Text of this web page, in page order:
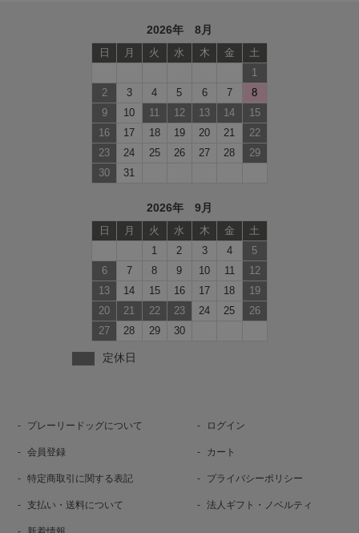
2026年 8月
日 月 火 水 木 金
土
1
2
3 4 5 6 7
8
9
10 11 12 13 14
15
16
17 18 19 20 21
22
23
24 25 26 27 28
29
30
31
2026年 9月
日 月 火 水 木 金
土
1
2 3 4
5
6
7 8 9 10 11
12
13
14 15 16 17 18
19
20
21 22 23 24 25
26
27
28 29 30
定休日
プレーリードッグについて ログイン
会員登録 カート
特定商取引に関する表記 プライバシーポリシー
支払い・送料について 法人ギフト・ノベルティ